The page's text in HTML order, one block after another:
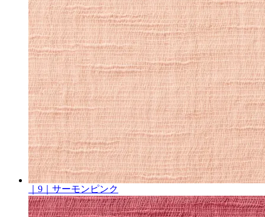
｜9｜サーモンピンク